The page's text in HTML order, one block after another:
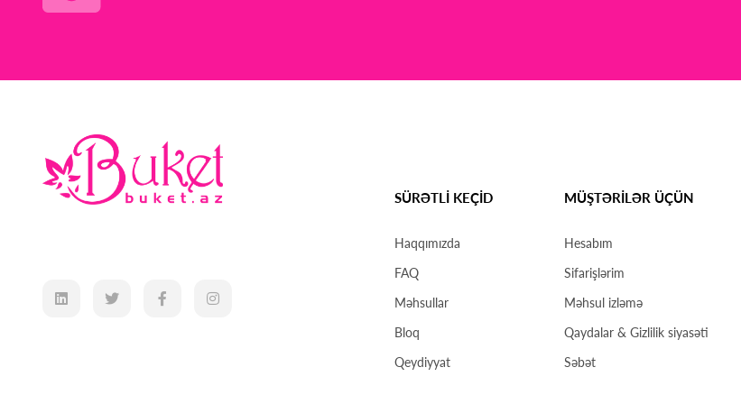
SÜRƏTLİ KEÇİD
Haqqımızda
FAQ
Məhsullar
Bloq
Qeydiyyat
MÜŞTƏRİLƏR ÜÇÜN
Hesabım
Sifarişlərim
Məhsul izləmə
Qaydalar & Gizlilik siyasəti
Səbət